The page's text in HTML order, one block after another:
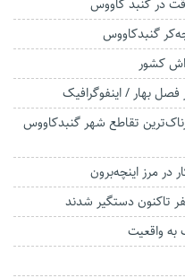
در گنبد کاووس
کشور
بهار / اینفوگرافیک
تقاطع شهر گنبدکاووس
در مرز اینچه‌برون
به واقعیت